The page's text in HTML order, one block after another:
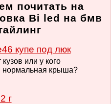
почитать на
Bi led на бмв
купе под люк
кузов или у кого
нормальная крыша?
г